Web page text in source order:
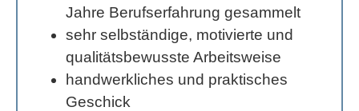
Jahre Berufserfahrung gesammelt
sehr selbständige, motivierte und
qualitätsbewusste Arbeitsweise
handwerkliches und praktisches
Geschick